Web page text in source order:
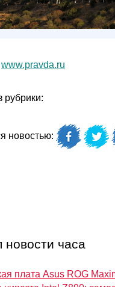
www.pravda.ru
рубрики:
новостью:
новости часа
плата Asus ROG